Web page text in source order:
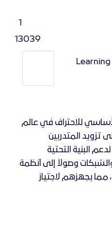
1
13039
مكان التعلم - Learning
للاحتراف في عالم
تزويد المتدربين
البنية التحتية
وصولاً إلى أنظمة
مما يجهزهم لاجتياز